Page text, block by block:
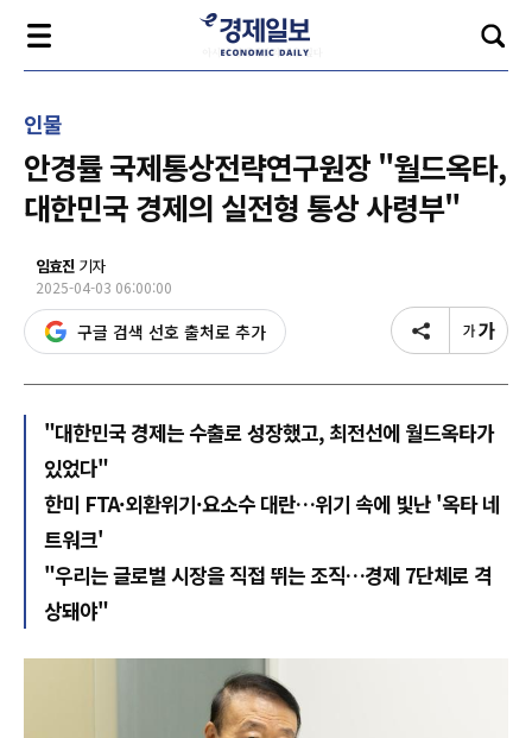
인물
안경률 국제통상전략연구원장 "월드옥타,
대한민국 경제의 실전형 통상 사령부"
임효진 기자
2025-04-03 06:00:00
구글 검색 선호 출처로 추가
"대한민국 경제는 수출로 성장했고, 최전선에 월드옥타가
있었다"
한미 FTA·외환위기·요소수 대란…위기 속에 빛난 '옥타 네
트워크'
"우리는 글로벌 시장을 직접 뛰는 조직…경제 7단체로 격
상돼야"